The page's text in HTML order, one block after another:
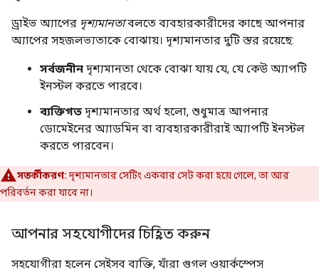
ড্রাইভ অ্যাপের দৃশ্যমানতাবলতে ব্যবহারকারীদের কাছে আপনার
অ্যাপের সহজলভ্যতাকে বোঝায়। দৃশ্যমানতার দুটি স্তর রয়েছে:
সর্বজনীন দৃশ্যমানতা থেকে বোঝা যায় যে, যে কেউ অ্যাপটি
ইনস্টল করতে পারবে।
ব্যক্তিগত দৃশ্যমানতার অর্থ হলো, শুধুমাত্র আপনার
ডোমেইনের অ্যাডমিন বা ব্যবহারকারীরাই অ্যাপটি ইনস্টল
করতে পারবেন।
সতর্কীকরণ: দৃশ্যমানতার সেটিং একবার সেট করা হয়ে গেলে, তা আর
পরিবর্তন করা যাবে না।
আপনার সহযোগীদের চিহ্নিত করুন
সহযোগীরা হলেন সেইসব ব্যক্তি, যাঁরা গুগল ওয়ার্কস্পেস